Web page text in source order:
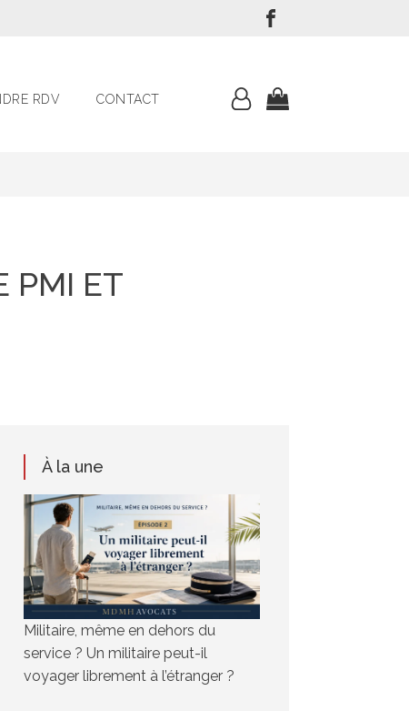
RDV CONTACT
PMI ET
À la une
Militaire, même en dehors du
service ? Un militaire peut-il
voyager librement à l’étranger ?